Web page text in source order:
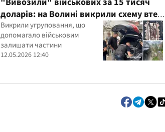
доларів: на Волині викрили схему втечі
з частин
Викрили угруповання, що
допомагало військовим
залишати частини
12.05.2026 12:40